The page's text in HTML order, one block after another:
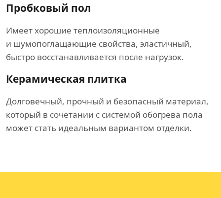
Пробковый пол
Имеет хорошие теплоизоляционные
и шумопоглащающие свойства, эластичный,
быстро восстанавливается после нагрузок.
Керамическая плитка
Долговечный, прочный и безопасный материал,
который в сочетании с системой обогрева пола
может стать идеальным вариантом отделки.